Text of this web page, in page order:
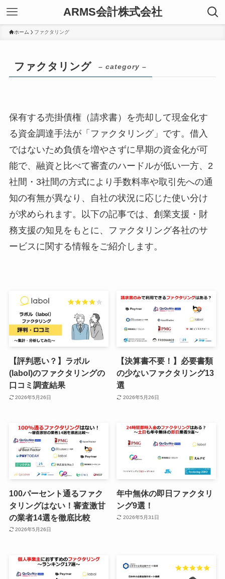
ARMS会計株式会社
ホーム ファクタリング
ファクタリング – category –
保有する売掛債権（請求書）を売却して現金化す
る資金調達手法が「ファクタリング」です。借入
ではないため負債を増やさずに早期の資金化が可
能で、融資と比べて審査のハードルが低い一方、2
社間・3社間の方式により手数料率や取引先への通
知の有無が異なり、自社の状況に応じた使い分け
が求められます。以下の記事では、創業支援・財
務支援の知見をもとに、ファクタリング各社のサ
ービスに関する情報をご紹介します。
【評判悪い？】ラボル
(labol)のファクタリングの
口コミ調査結果
2026年5月26日
【決算書不要！】必要書類
の少ないファクタリング13
選
2026年5月26日
100パーセント通るファク
タリングはない！審査激甘
の業者14選を徹底比較
2026年5月26日
年中無休の即日ファクタリ
ング9選！
2026年5月31日